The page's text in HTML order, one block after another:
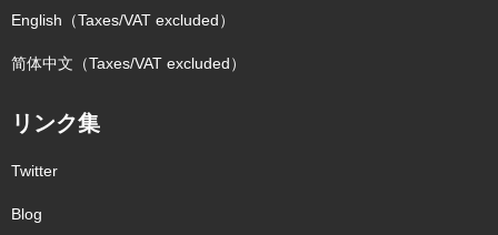
English（Taxes/VAT excluded）
简体中文（Taxes/VAT excluded）
リンク集
Twitter
Blog